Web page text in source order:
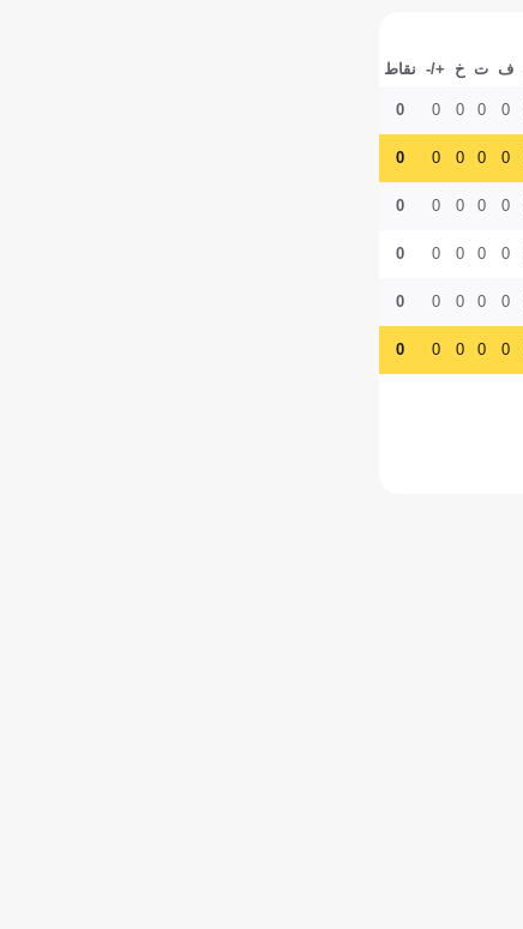
ف ت خ +/- نقاط
0
0
0
0
0
0
0
0
0
0
0
0
0
0
0
0
0
0
0
0
0
0
0
0
0
0
0
0
0
0